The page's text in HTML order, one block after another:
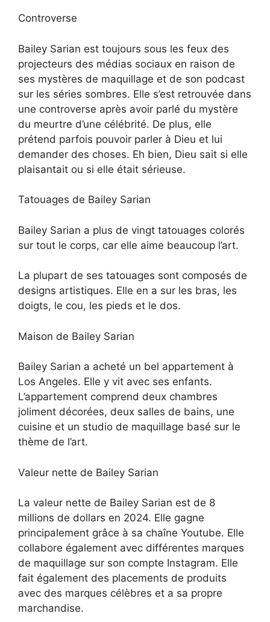
Controverse
Bailey Sarian est toujours sous les feux des
projecteurs des médias sociaux en raison de
ses mystères de maquillage et de son podcast
sur les séries sombres. Elle s’est retrouvée dans
une controverse après avoir parlé du mystère
du meurtre d’une célébrité. De plus, elle
prétend parfois pouvoir parler à Dieu et lui
demander des choses. Eh bien, Dieu sait si elle
plaisantait ou si elle était sérieuse.
Tatouages de Bailey Sarian
Bailey Sarian a plus de vingt tatouages colorés
sur tout le corps, car elle aime beaucoup l’art.
La plupart de ses tatouages sont composés de
designs artistiques. Elle en a sur les bras, les
doigts, le cou, les pieds et le dos.
Maison de Bailey Sarian
Bailey Sarian a acheté un bel appartement à
Los Angeles. Elle y vit avec ses enfants.
L’appartement comprend deux chambres
joliment décorées, deux salles de bains, une
cuisine et un studio de maquillage basé sur le
thème de l’art.
Valeur nette de Bailey Sarian
La valeur nette de Bailey Sarian est de 8
millions de dollars en 2024. Elle gagne
principalement grâce à sa chaîne Youtube. Elle
collabore également avec différentes marques
de maquillage sur son compte Instagram. Elle
fait également des placements de produits
avec des marques célèbres et a sa propre
marchandise.